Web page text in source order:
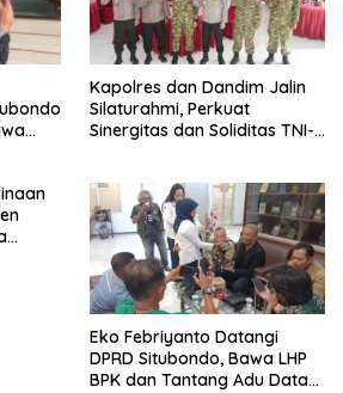
Kapolres dan Dandim Jalin
Silaturahmi, Perkuat
Sinergitas dan Soliditas TNI-
Eko Febriyanto Datangi
DPRD Situbondo, Bawa LHP
BPK dan Tantang Adu Data